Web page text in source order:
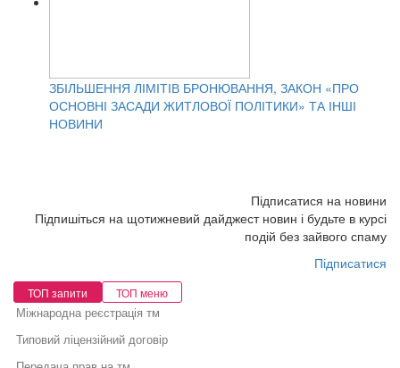
ЗБІЛЬШЕННЯ ЛІМІТІВ БРОНЮВАННЯ, ЗАКОН «ПРО
ОСНОВНІ ЗАСАДИ ЖИТЛОВОЇ ПОЛІТИКИ» ТА ІНШІ
НОВИНИ
Підписатися на новини
Підпишіться на щотижневий дайджест новин і будьте в курсі
подій без зайвого спаму
Підписатися
ТОП запити ТОП меню
Міжнародна реєстрація тм
Типовий ліцензійний договір